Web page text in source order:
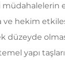
hekim
düzeyde
yapı